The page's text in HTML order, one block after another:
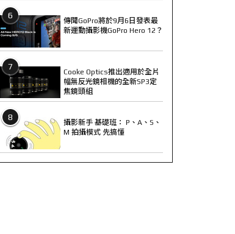
6
傳聞GoPro將於9月6日發表最
新運動攝影機GoPro Hero 12？
7
Cooke Optics推出適用於全片
幅無反光鏡相機的全新SP3定
焦鏡頭組
8
攝影新手 基礎班： P、A、S、
M 拍攝模式 先搞懂